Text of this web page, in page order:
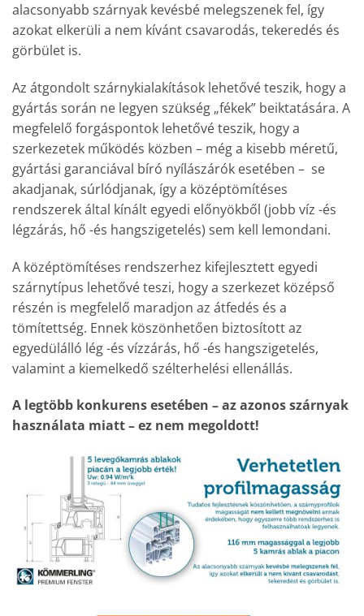
alacsonyabb szárnyak kevésbé melegszenek fel, így
azokat elkerüli a nem kívánt csavarodás, tekeredés és
görbület is.
Az átgondolt szárnykialakítások lehetővé teszik, hogy a
gyártás során ne legyen szükség „fékek” beiktatására. A
megfelelő forgáspontok lehetővé teszik, hogy a
szerkezetek működés közben – még a kisebb méretű,
gyártási garanciával bíró nyílászárók esetében – se
akadjanak, súrlódjanak, így a középtömítéses
rendszerek által kínált egyedi előnyökből (jobb víz -és
légzárás, hő -és hangszigetelés) sem kell lemondani.
A középtömítéses rendszerhez kifejlesztett egyedi
szárnytípus lehetővé teszi, hogy a szerkezet középső
részén is megfelelő maradjon az átfedés és a
tömítettség. Ennek köszönhetően biztosított az
egyedülálló lég -és vízzárás, hő -és hangszigetelés,
valamint a kiemelkedő szélterhelési ellenállás.
A legtöbb konkurens esetében – az azonos szárnyak
használata miatt – ez nem megoldott!